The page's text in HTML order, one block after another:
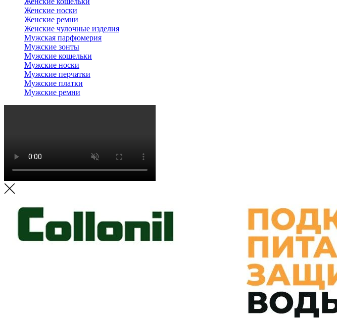
Женские носки
Женские ремни
Женские чулочные изделия
Мужская парфюмерия
Мужские зонты
Мужские кошельки
Мужские носки
Мужские перчатки
Мужские платки
Мужские ремни